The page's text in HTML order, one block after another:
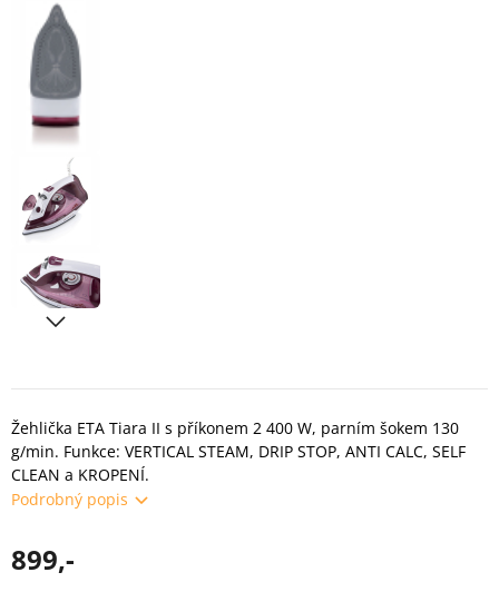
Žehlička ETA Tiara II s příkonem 2 400 W, parním šokem 130
g/min. Funkce: VERTICAL STEAM, DRIP STOP, ANTI CALC, SELF
CLEAN a KROPENÍ.
Podrobný popis
899,-